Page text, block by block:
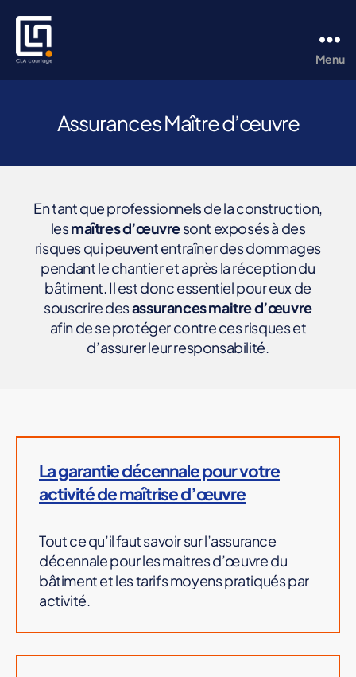
Menu
Assurances Maître d’œuvre
En tant que professionnels de la construction,
lesmaîtres d’œuvresont exposés à des
risques qui peuvent entraîner des dommages
pendant le chantier et après la réception du
bâtiment. Il est donc essentiel pour eux de
souscrire desassurances maitre d’œuvre
afin de se protéger contre ces risques et
d’assurer leur responsabilité.
La garantie décennale pour votre
activité de maîtrise d’œuvre
Tout ce qu’il faut savoir sur l’assurance
décennale pour les maitres d’œuvre du
bâtiment et les tarifs moyens pratiqués par
activité.